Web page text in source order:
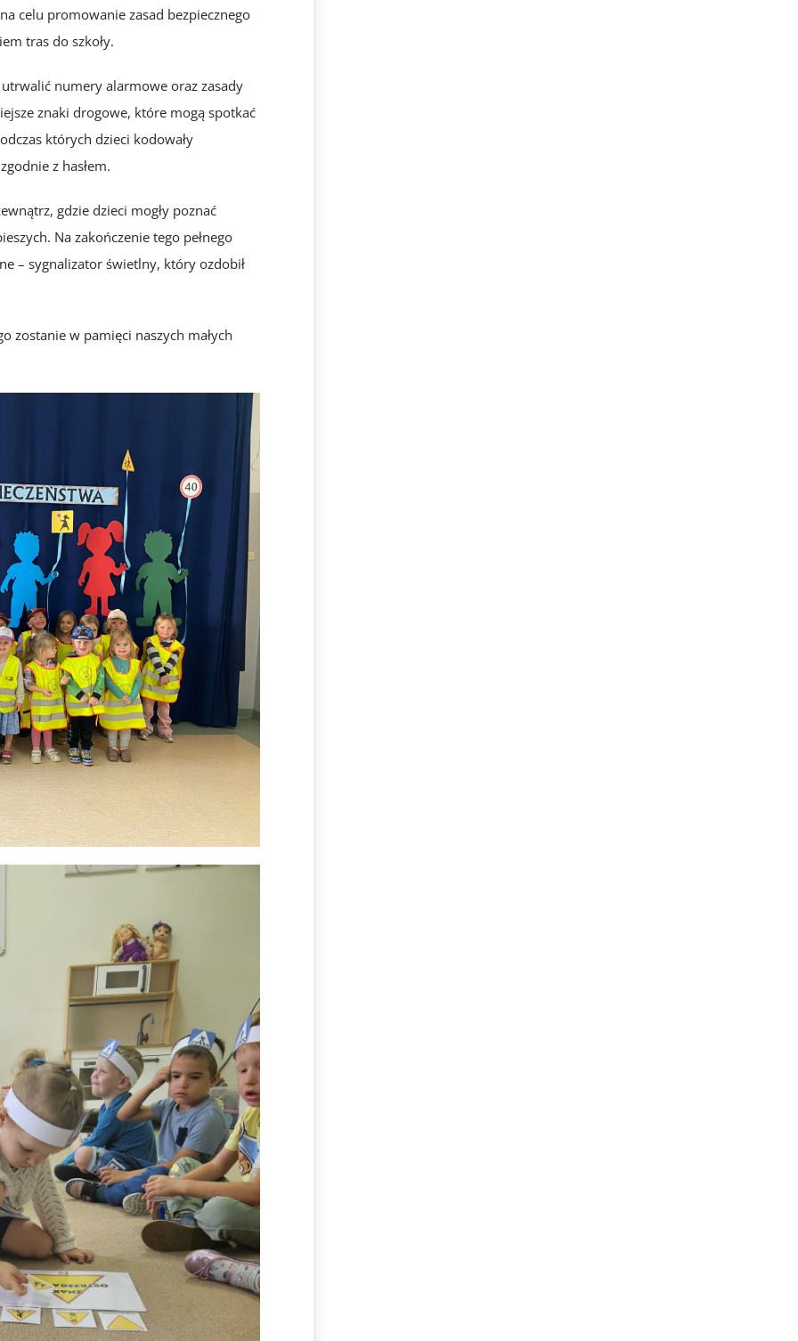
celu promowanie zasad bezpiecznego
tras do szkoły.
numery alarmowe oraz zasady
znaki drogowe, które mogą spotkać
których dzieci kodowały
z hasłem.
gdzie dzieci mogły poznać
Na zakończenie tego pełnego
– sygnalizator świetlny, który ozdobił
zostanie w pamięci naszych małych